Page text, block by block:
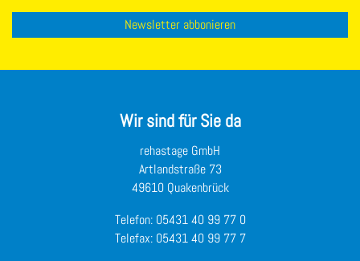
Newsletter abbonieren
Wir sind für Sie da
rehastage GmbH
Artlandstraße 73
49610 Quakenbrück
Telefon: 05431 40 99 77 0
Telefax: 05431 40 99 77 7